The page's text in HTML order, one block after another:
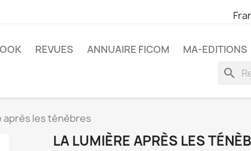
REVUES ANNUAIRE FICOM MA-EDITIONS
search
après les ténèbres
LA LUMIÈRE APRÈS LES